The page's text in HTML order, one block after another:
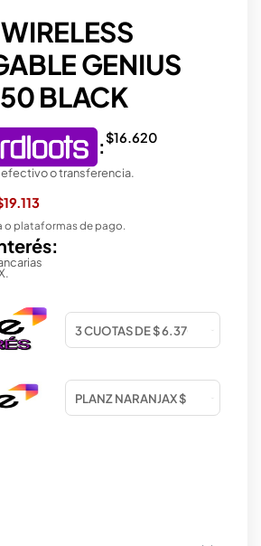
GENIUS
BLACK
:$16.620
o transferencia.
o plataformas de pago.